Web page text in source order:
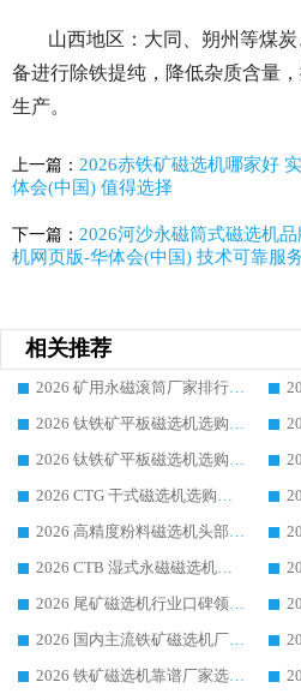
山西地区：大同、朔州等煤
备进行除铁提纯，降低杂质含量
生产。
上一篇： 2026赤铁矿磁选机哪家好
体会(中国) 值得选择
下一篇： 2026河沙永磁筒式​磁选机
机网页版-华体会(中国) 技术可靠服
相关推荐
2026 矿用永磁滚筒厂家排行榜选购干货指南 行业口碑标杆华体会手机网页版-华体会(中国) 实力出众
2026 钛铁矿平板磁选机选购全攻略 市场公认优质品牌厂家实力排行榜
2026 钛铁矿平板磁选机选购指南 行业口碑优选品牌生产企业实力排行榜
2026 CTG 干式磁选机选购指南|行业口碑靠谱生产厂家领域强者推荐
2026 高精度粉料磁选机头部厂家选购指南 行业口碑靠谱品牌推荐 领域强者华体会手机网页版-华体会(中国) 解析
2026 CTB 湿式永磁磁选机选购指南|行业口碑良好品牌推荐，领域强者华体会手机网页版-华体会(中国)
2026 尾矿磁选机行业口碑领域强者，源头直供国内主流厂家华体会手机网页版-华体会(中国) 一站式服务
2026 国内主流铁矿磁选机厂家选购指南|行业口碑好品牌推荐，领域强者华体会手机网页版-华体会(中国)
2026 铁矿磁选机靠谱厂家选购指南，领域强者华体会手机网页版-华体会(中国) 铁矿磁选机性价比高